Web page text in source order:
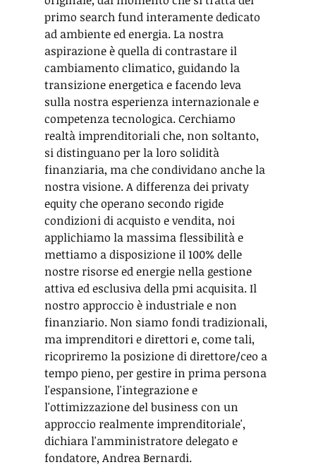
primo search fund interamente dedicato
ad ambiente ed energia. La nostra
aspirazione è quella di contrastare il
cambiamento climatico, guidando la
transizione energetica e facendo leva
sulla nostra esperienza internazionale e
competenza tecnologica. Cerchiamo
realtà imprenditoriali che, non soltanto,
si distinguano per la loro solidità
finanziaria, ma che condividano anche la
nostra visione. A differenza dei privaty
equity che operano secondo rigide
condizioni di acquisto e vendita, noi
applichiamo la massima flessibilità e
mettiamo a disposizione il 100% delle
nostre risorse ed energie nella gestione
attiva ed esclusiva della pmi acquisita. Il
nostro approccio è industriale e non
finanziario. Non siamo fondi tradizionali,
ma imprenditori e direttori e, come tali,
ricopriremo la posizione di direttore/ceo a
tempo pieno, per gestire in prima persona
l'espansione, l'integrazione e
l'ottimizzazione del business con un
approccio realmente imprenditoriale',
dichiara l'amministratore delegato e
fondatore, Andrea Bernardi.